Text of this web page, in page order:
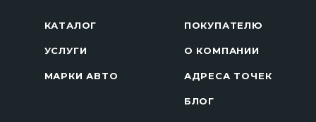
КАТАЛОГ
УСЛУГИ
МАРКИ АВТО
ПОКУПАТЕЛЮ
О КОМПАНИИ
АДРЕСА ТОЧЕК
БЛОГ